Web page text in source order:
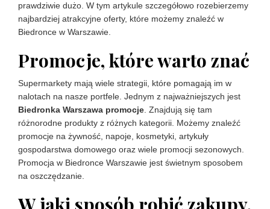
prawdziwie dużo. W tym artykule szczegółowo rozebierzemy
najbardziej atrakcyjne oferty, które możemy znaleźć w
Biedronce w Warszawie.
Promocje, które warto znać
Supermarkety mają wiele strategii, które pomagają im w
nalotach na nasze portfele. Jednym z najważniejszych jest
Biedronka Warszawa promocje . Znajdują się tam
różnorodne produkty z różnych kategorii. Możemy znaleźć
promocje na żywność, napoje, kosmetyki, artykuły
gospodarstwa domowego oraz wiele promocji sezonowych.
Promocja w Biedronce Warszawie jest świetnym sposobem
na oszczędzanie.
W jaki sposób robić zakupy,